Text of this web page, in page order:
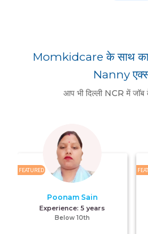
Momkidcare के साथ
Nanny
आप भी दिल्ली NCR में
FEATURED
Poonam Sain
Experience:5 years
Below 10th